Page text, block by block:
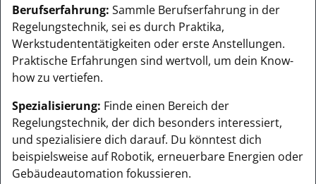
Berufserfahrung: Sammle Berufserfahrung in der
Regelungstechnik, sei es durch Praktika,
Werkstudententätigkeiten oder erste Anstellungen.
Praktische Erfahrungen sind wertvoll, um dein Know-
how zu vertiefen.
Spezialisierung: Finde einen Bereich der
Regelungstechnik, der dich besonders interessiert,
und spezialisiere dich darauf. Du könntest dich
beispielsweise auf Robotik, erneuerbare Energien oder
Gebäudeautomation fokussieren.